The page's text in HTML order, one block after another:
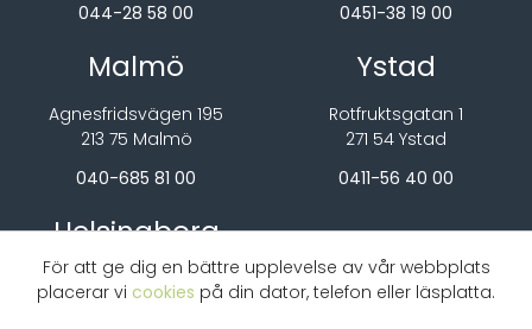
044-28 58 00
0451-38 19 00
Malmö
Agnesfridsvägen 195
213 75 Malmö
040-685 81 00
Ystad
Rotfruktsgatan 1
271 54 Ystad
0411-56 40 00
Helsingborg
Garnisonsgatan 10G
254 66 Helsingborg
För att ge dig en bättre upplevelse av vår webbplats
placerar vi cookies på din dator, telefon eller läsplatta.